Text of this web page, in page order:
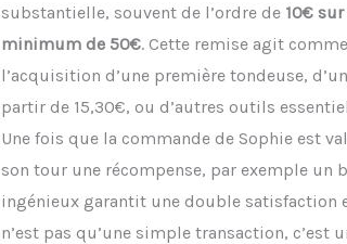
substantielle, souvent de l’ordre de 10€
minimum de 50€. Cette remise agit
l’acquisition d’une première tondeuse,
partir de 15,30€, ou d’autres outils
Une fois que la commande de Sophie est
son tour une récompense, par exemple un
ingénieux garantit une double satisfaction
n’est pas qu’une simple transaction, c’est